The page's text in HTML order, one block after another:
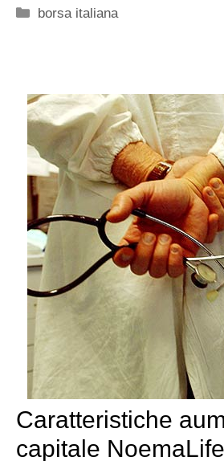
Categorie
borsa italiana
Caratteristiche
capitale NoemaLife